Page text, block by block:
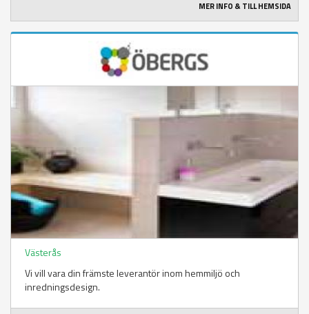
MER INFO & TILL HEMSIDA
Västerås
Vi vill vara din främste leverantör inom hemmiljö och
inredningsdesign.